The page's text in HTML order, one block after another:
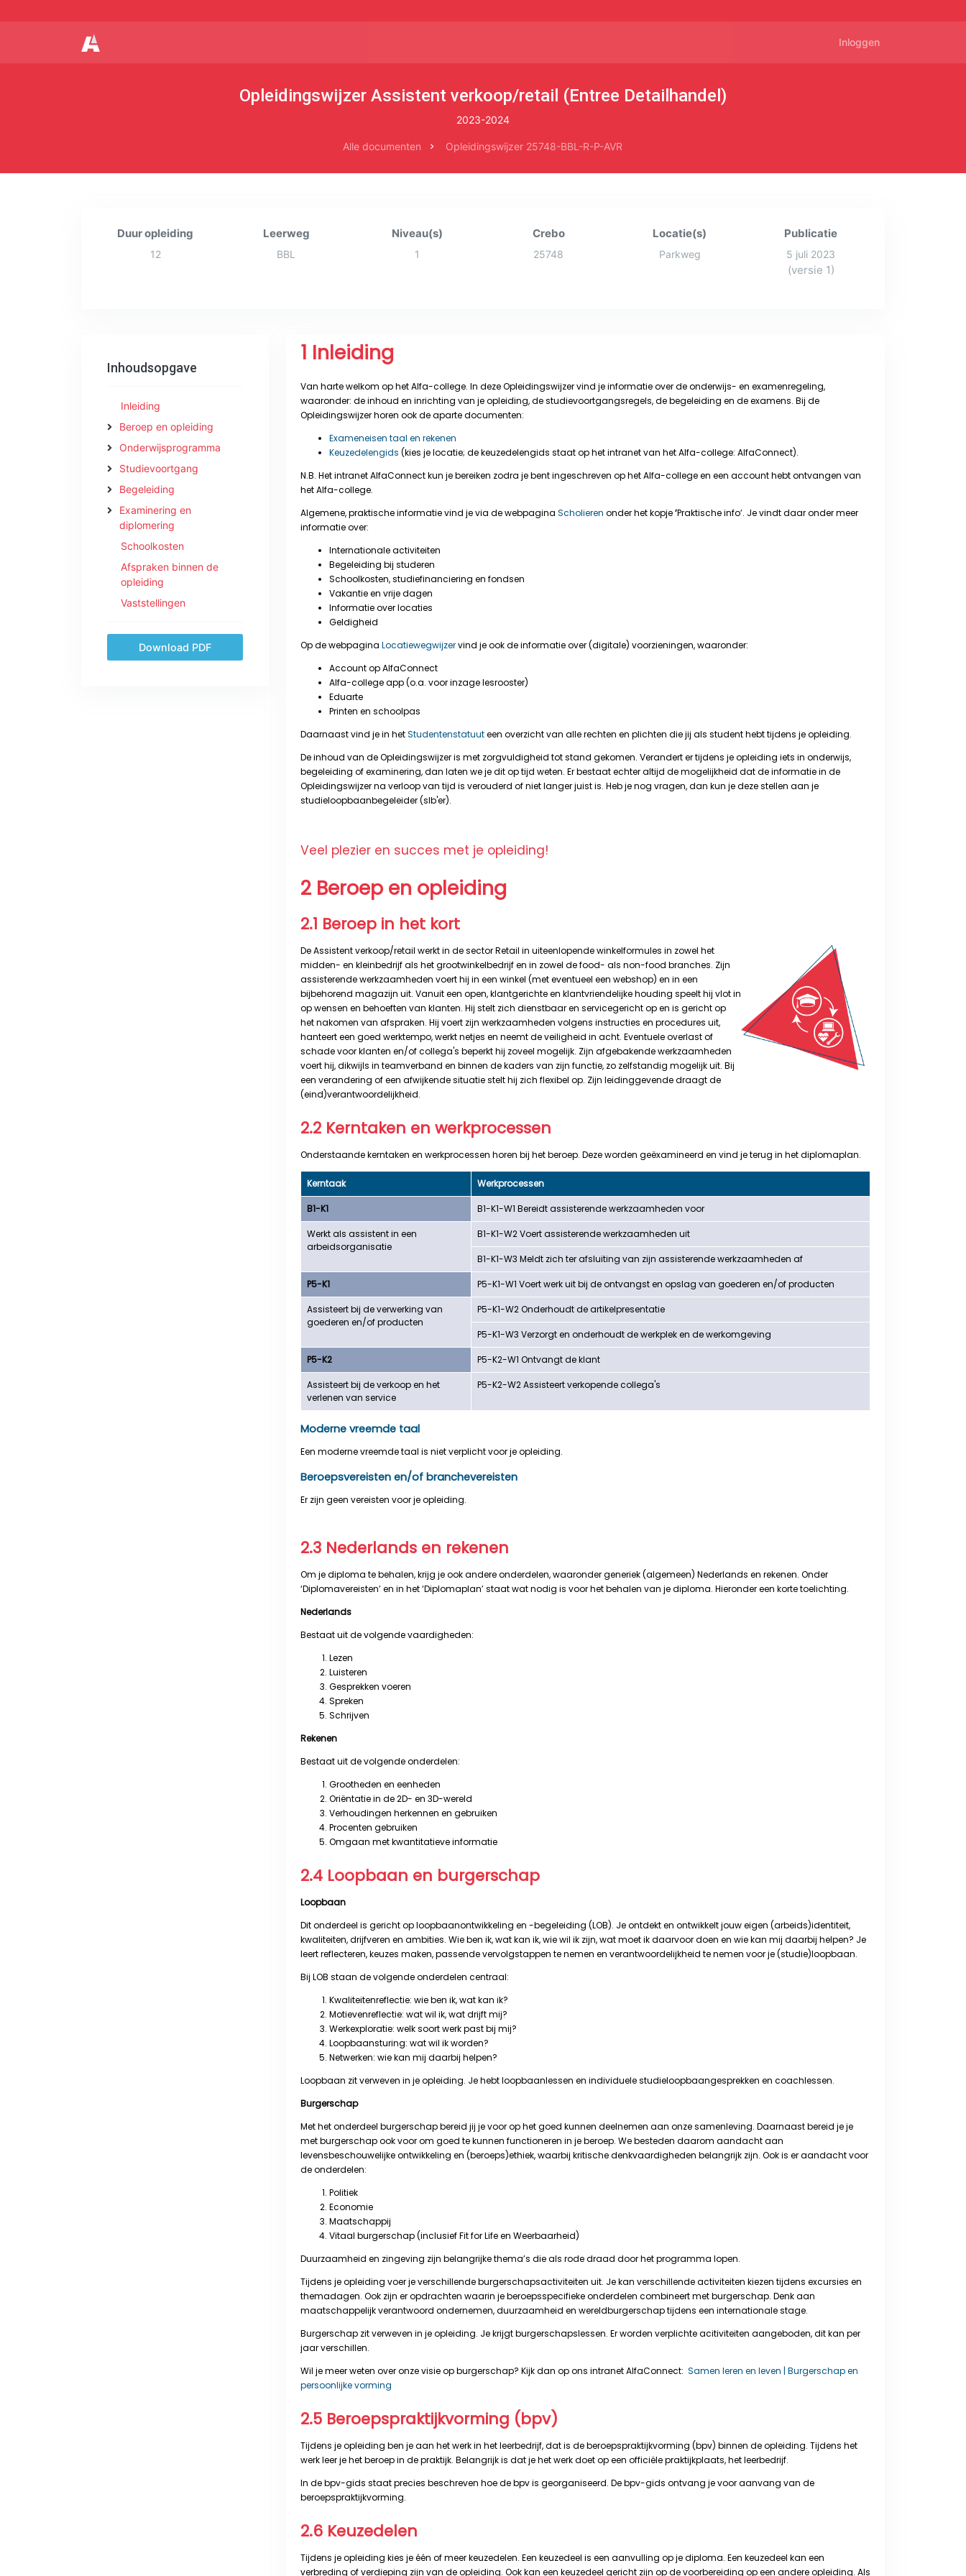
Inloggen
Opleidingswijzer Assistent verkoop/retail (Entree Detailhandel)
2023-2024
Alle documenten Opleidingswijzer 25748-BBL-R-P-AVR
Duur opleiding
12
Leerweg
BBL
Niveau(s)
1
Crebo
25748
Locatie(s)
Parkweg
Publicatie
5 juli 2023
(versie 1)
Inhoudsopgave
Inleiding
Beroep en opleiding
Onderwijsprogramma
Studievoortgang
Begeleiding
Examinering en
diplomering
Schoolkosten
Afspraken binnen de
opleiding
Vaststellingen
Download PDF